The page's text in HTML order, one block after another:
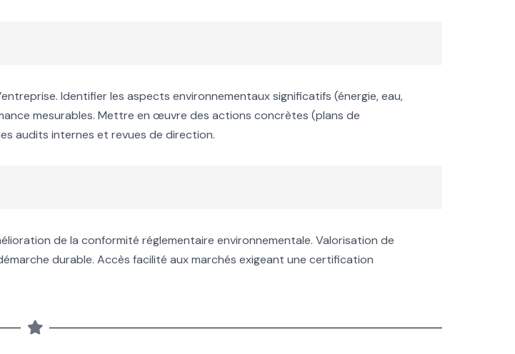
Identifier les aspects environnementaux significatifs (énergie, eau,
mesurables. Mettre en œuvre des actions concrètes (plans de
audits internes et revues de direction.
de la conformité réglementaire environnementale. Valorisation de
durable. Accès facilité aux marchés exigeant une certification